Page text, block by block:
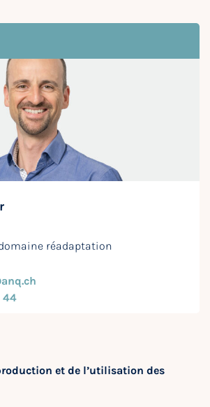
réadaptation
44
et de l’utilisation des